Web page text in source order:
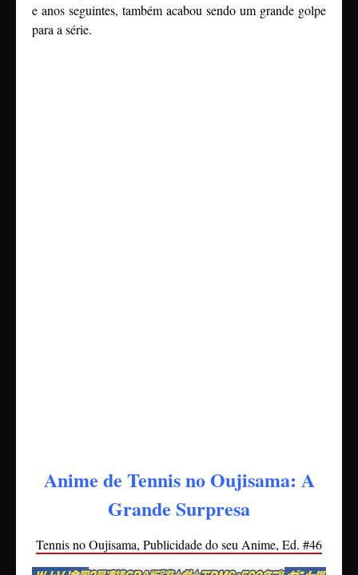
e anos seguintes, também acabou sendo um grande golpe
para a série.
Anime de Tennis no Oujisama: A
Grande Surpresa
Tennis no Oujisama, Publicidade do seu Anime, Ed. #46